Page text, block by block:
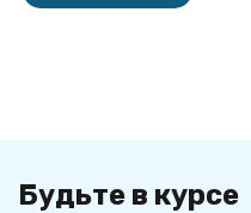
Будьте в курсе